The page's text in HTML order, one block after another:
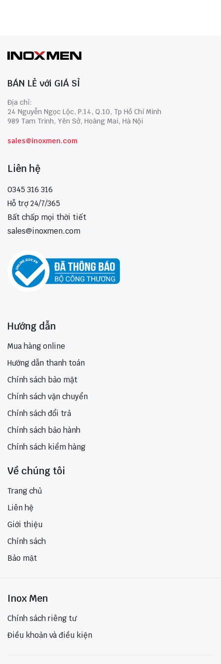
BÁN LẺ với GIÁ SỈ
Địa chỉ:
24 Nguyễn Ngọc Lộc, P.14, Q.10, Tp Hồ Chí Minh
989 Tam Trinh, Yên Sở, Hoàng Mai, Hà Nội
sales@inoxmen.com
Liên hệ
0345 316 316
Hỗ trợ 24/7/365
Bất chấp mọi thời tiết
sales@inoxmen.com
Hướng dẫn
Mua hàng online
Hướng dẫn thanh toán
Chính sách bảo mật
Chính sách vận chuyển
Chính sách đổi trả
Chính sách bảo hành
Chính sách kiểm hàng
Về chúng tôi
Trang chủ
Liên hệ
Giới thiệu
Chính sách
Bảo mật
Inox Men
Chính sách riêng tư
Điều khoản và điều kiện